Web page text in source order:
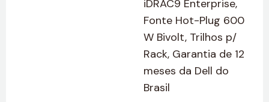
iDRAC9 Enterprise,
Fonte Hot-Plug 600
W Bivolt, Trilhos p/
Rack, Garantia de 12
meses da Dell do
Brasil